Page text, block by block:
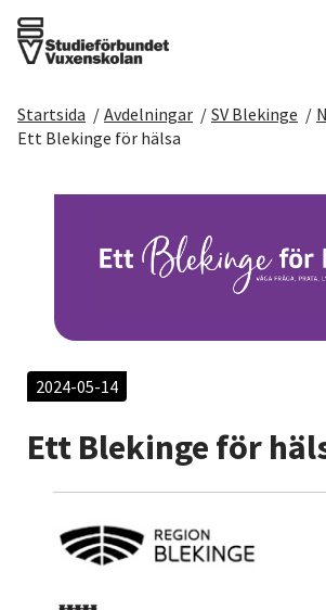
Det här gör vi
För dig som
Sök kurser och evenemang
Om SV
Starta studiecirkel
Cirkelledare
Nyheter
Avdelningar
Startsida / Avdelningar / SV Blekinge /
Ett Blekinge för hälsa
2024-05-14
Ett Blekinge för